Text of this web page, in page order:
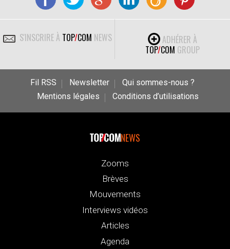
S'INSCRIRE À TOP/COM NEWS
ADHÉRER À
TOP/COM GROUP
Fil RSS Newsletter
Qui sommes-nous ?
Mentions légales
Conditions d’utilisations
NEWS
Zooms
Brèves
Mouvements
Interviews vidéos
Articles
Agenda